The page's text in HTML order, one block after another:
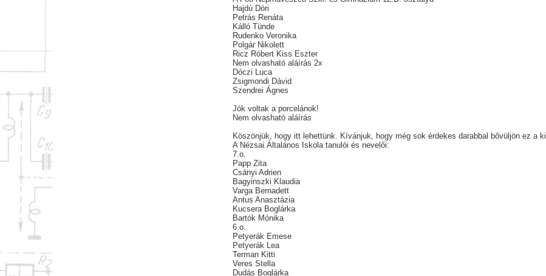
Hajdú Dóri
Petrás Renáta
Kálló Tünde
Rudenko Veronika
Polgár Nikolett
Ricz Róbert Kiss Eszter
Nem olvasható aláírás 2x
Dóczi Luca
Zsigmondi Dávid
Szendrei Ágnes
Jók voltak a porcelánok!
Nem olvasható aláírás
Köszönjük, hogy itt lehettünk. Kívánjuk, hogy még sok érdekes darabbal bővüljön ez a
A Nézsai Általános Iskola tanulói és nevelői:
7.o.
Papp Zita
Csányi Adrien
Bagyinszki Klaudia
Varga Bernadett
Antus Anasztázia
Kucsera Boglárka
Bartók Mónika
6.o.
Petyerák Emese
Petyerák Lea
Terman Kitti
Veres Stella
Dudás Boglárka